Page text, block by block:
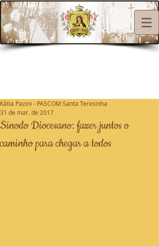
Sínodo Diocesano: fazer juntos o
caminho para chegar a todos
Kátia Pazini - PASCOM Santa Teresinha
31 de mar. de 2017